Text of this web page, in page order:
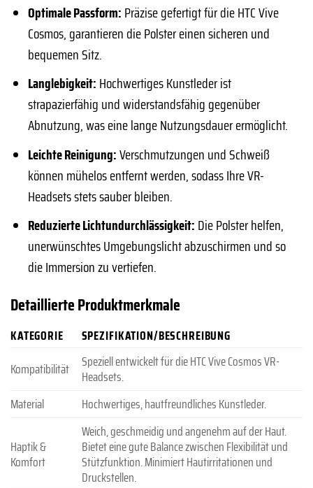
Optimale Passform: Präzise gefertigt für die HTC Vive
Cosmos, garantieren die Polster einen sicheren und
bequemen Sitz.
Langlebigkeit: Hochwertiges Kunstleder ist
strapazierfähig und widerstandsfähig gegenüber
Abnutzung, was eine lange Nutzungsdauer ermöglicht.
Leichte Reinigung:Verschmutzungen und Schweiß
können mühelos entfernt werden, sodass Ihre VR-
Headsets stets sauber bleiben.
Reduzierte Lichtundurchlässigkeit: Die Polster helfen,
unerwünschtes Umgebungslicht abzuschirmen und so
die Immersion zu vertiefen.
Detaillierte Produktmerkmale
KATEGORIE
SPEZIFIKATION/BESCHREIBUNG
Kompatibilität
Speziell entwickelt für die HTC Vive Cosmos VR-
Headsets.
Material
Hochwertiges, hautfreundliches Kunstleder.
Haptik &
Komfort
Weich, geschmeidig und angenehm auf der Haut.
Bietet eine gute Balance zwischen Flexibilität und
Stützfunktion. Minimiert Hautirritationen und
Druckstellen.